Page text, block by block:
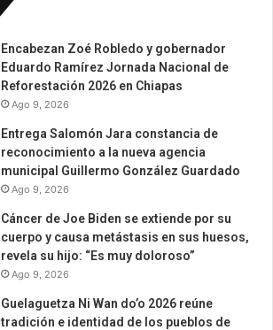
Encabezan Zoé Robledo y gobernador
Eduardo Ramírez Jornada Nacional de
Reforestación 2026 en Chiapas
Ago 9, 2026
Entrega Salomón Jara constancia de
reconocimiento a la nueva agencia
municipal Guillermo González Guardado
Ago 9, 2026
Cáncer de Joe Biden se extiende por su
cuerpo y causa metástasis en sus huesos,
revela su hijo: “Es muy doloroso”
Ago 9, 2026
Guelaguetza Ni Wan do’o 2026 reúne
tradición e identidad de los pueblos de